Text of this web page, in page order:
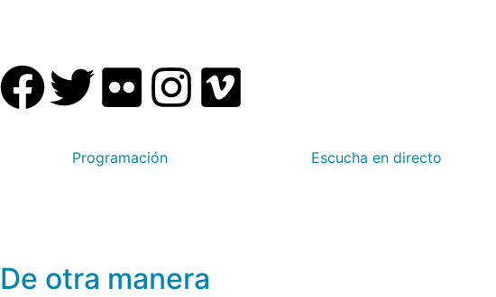
Programación Escucha en directo
De otra manera